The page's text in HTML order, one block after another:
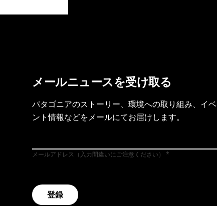
メールニュースを受け取る
パタゴニアのストーリー、環境への取り組み、イベ
ント情報などをメールにてお届けします。
メールアドレス（入力間違いにご注意ください）
登録